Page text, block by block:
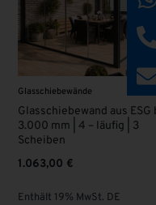
Glasschiebewände
Glasschiebewand aus ESG
3.000 mm | 4 – läufig | 3
Scheiben
1.063,00 €
Enthält 19% MwSt. DE